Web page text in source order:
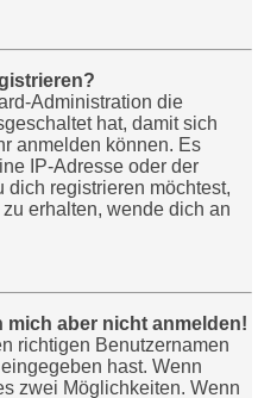
Administration die
hat, damit sich
anmelden können. Es
IP-Adresse oder der
dich registrieren möchtest,
erhalten, wende dich an
mich aber nicht anmelden!
richtigen Benutzernamen
hast. Wenn
zwei Möglichkeiten. Wenn